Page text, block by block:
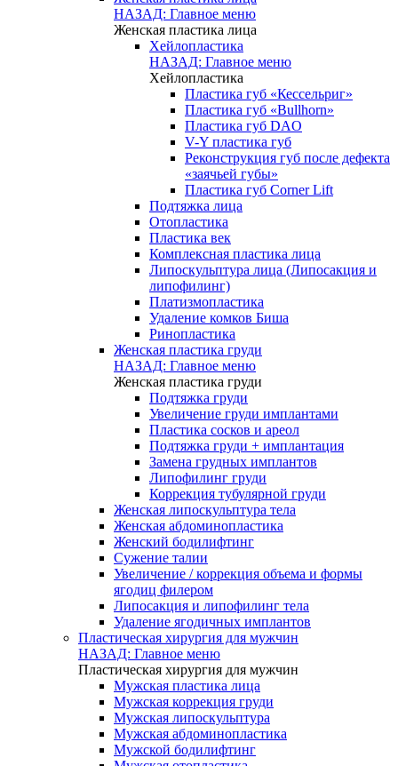
НАЗАД: Главное меню
Женская пластика лица
Хейлопластика
НАЗАД: Главное меню
Хейлопластика
Пластика губ «Кессельриг»
Пластика губ «Bullhorn»
Пластика губ DAO
V-Y пластика губ
Реконструкция губ после дефекта
«заячьей губы»
Пластика губ Corner Lift
Подтяжка лица
Отопластика
Пластика век
Комплексная пластика лица
Липоскульптура лица (Липосакция и
липофилинг)
Платизмопластика
Удаление комков Биша
Ринопластика
Женская пластика груди
НАЗАД: Главное меню
Женская пластика груди
Подтяжка груди
Увеличение груди имплантами
Пластика сосков и ареол
Подтяжка груди + имплантация
Замена грудных имплантов
Липофилинг груди
Коррекция тубулярной груди
Женская липоскульптура тела
Женская абдоминопластика
Женский бодилифтинг
Сужение талии
Увеличение / коррекция объема и формы
ягодиц филером
Липосакция и липофилинг тела
Удаление ягодичных имплантов
Пластическая хирургия для мужчин
НАЗАД: Главное меню
Пластическая хирургия для мужчин
Мужская пластика лица
Мужская коррекция груди
Мужская липоскульптура
Мужская абдоминопластика
Мужской бодилифтинг